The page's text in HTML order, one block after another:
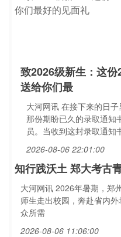
致2026级新生：这
送给你们最
大河网讯 在接下来的日
那份期盼已久的录取通知
员。当收到这封录取通知
2026-08-06 22:01:00
知行践沃土 郑大考古
大河网讯 2026年暑期，郑
师生走出校园，奔赴省内
众所需
2026-08-06 11:06:00